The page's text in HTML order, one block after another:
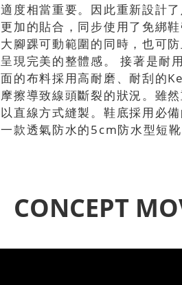
適度相當重要。因此重新設計
更加的貼合，同步使用了免綁
大腳踝可動範圍的同時，也可
呈現完美的整體感。 接著是耐
面的布料採用高耐磨、耐刮的
摩擦導致線頭斷裂的狀況。雖
以直線方式縫製。鞋底採用必
一款透氣防水的5cm防水型短靴
CONCEPT